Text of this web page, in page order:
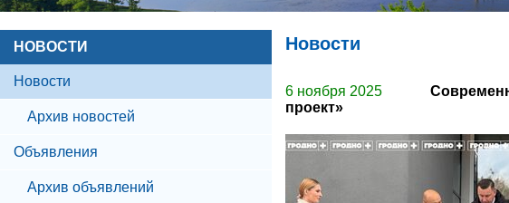
НОВОСТИ
Новости
Архив новостей
Объявления
Архив объявлений
Новости
6 ноября 2025
проект»